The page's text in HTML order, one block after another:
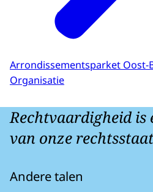
Arrondissementsparket Oost-
Organisatie
Rechtvaardigheid is
van onze rechtsstaat
Andere talen